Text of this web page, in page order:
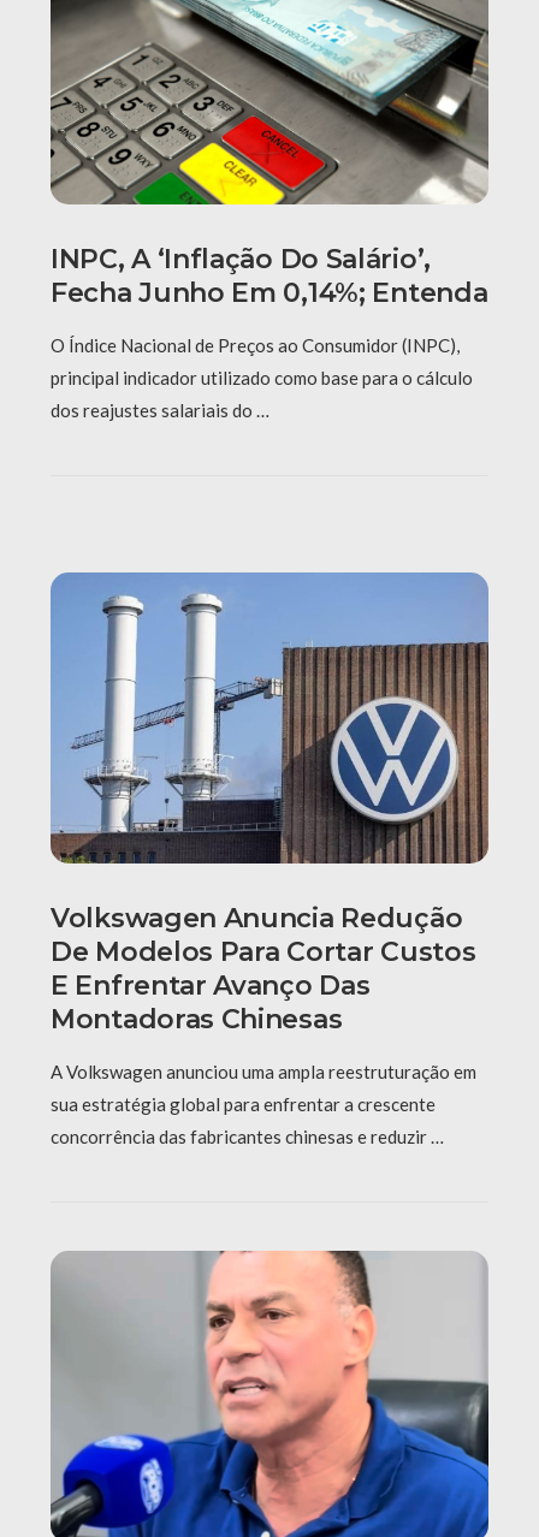
INPC, A ‘inflação Do Salário’,
Fecha Junho Em 0,14%; Entenda
O Índice Nacional de Preços ao Consumidor (INPC),
principal indicador utilizado como base para o cálculo
dos reajustes salariais do …
Volkswagen Anuncia Redução
De Modelos Para Cortar Custos
E Enfrentar Avanço Das
Montadoras Chinesas
A Volkswagen anunciou uma ampla reestruturação em
sua estratégia global para enfrentar a crescente
concorrência das fabricantes chinesas e reduzir …